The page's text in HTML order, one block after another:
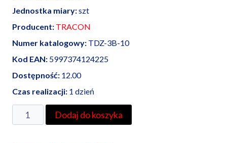
Jednostka miary:szt
Producent: TRACON
Numer katalogowy: TDZ-3B-10
Kod EAN: 5997374124225
Dostępność: 12.00
Czas realizacji: 1 dzień
ilość
Wyłącznik
Dodaj do koszyka